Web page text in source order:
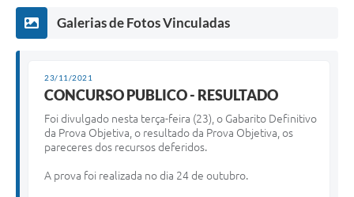
Galerias de Fotos Vinculadas
23/11/2021
CONCURSO PUBLICO - RESULTADO
Foi divulgado nesta terça-feira (23), o Gabarito Definitivo
da Prova Objetiva, o resultado da Prova Objetiva, os
pareceres dos recursos deferidos.
A prova foi realizada no dia 24 de outubro.